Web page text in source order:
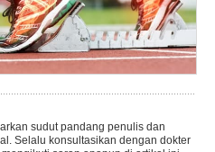
sudut pandang penulis dan
Selalu konsultasikan dengan dokter